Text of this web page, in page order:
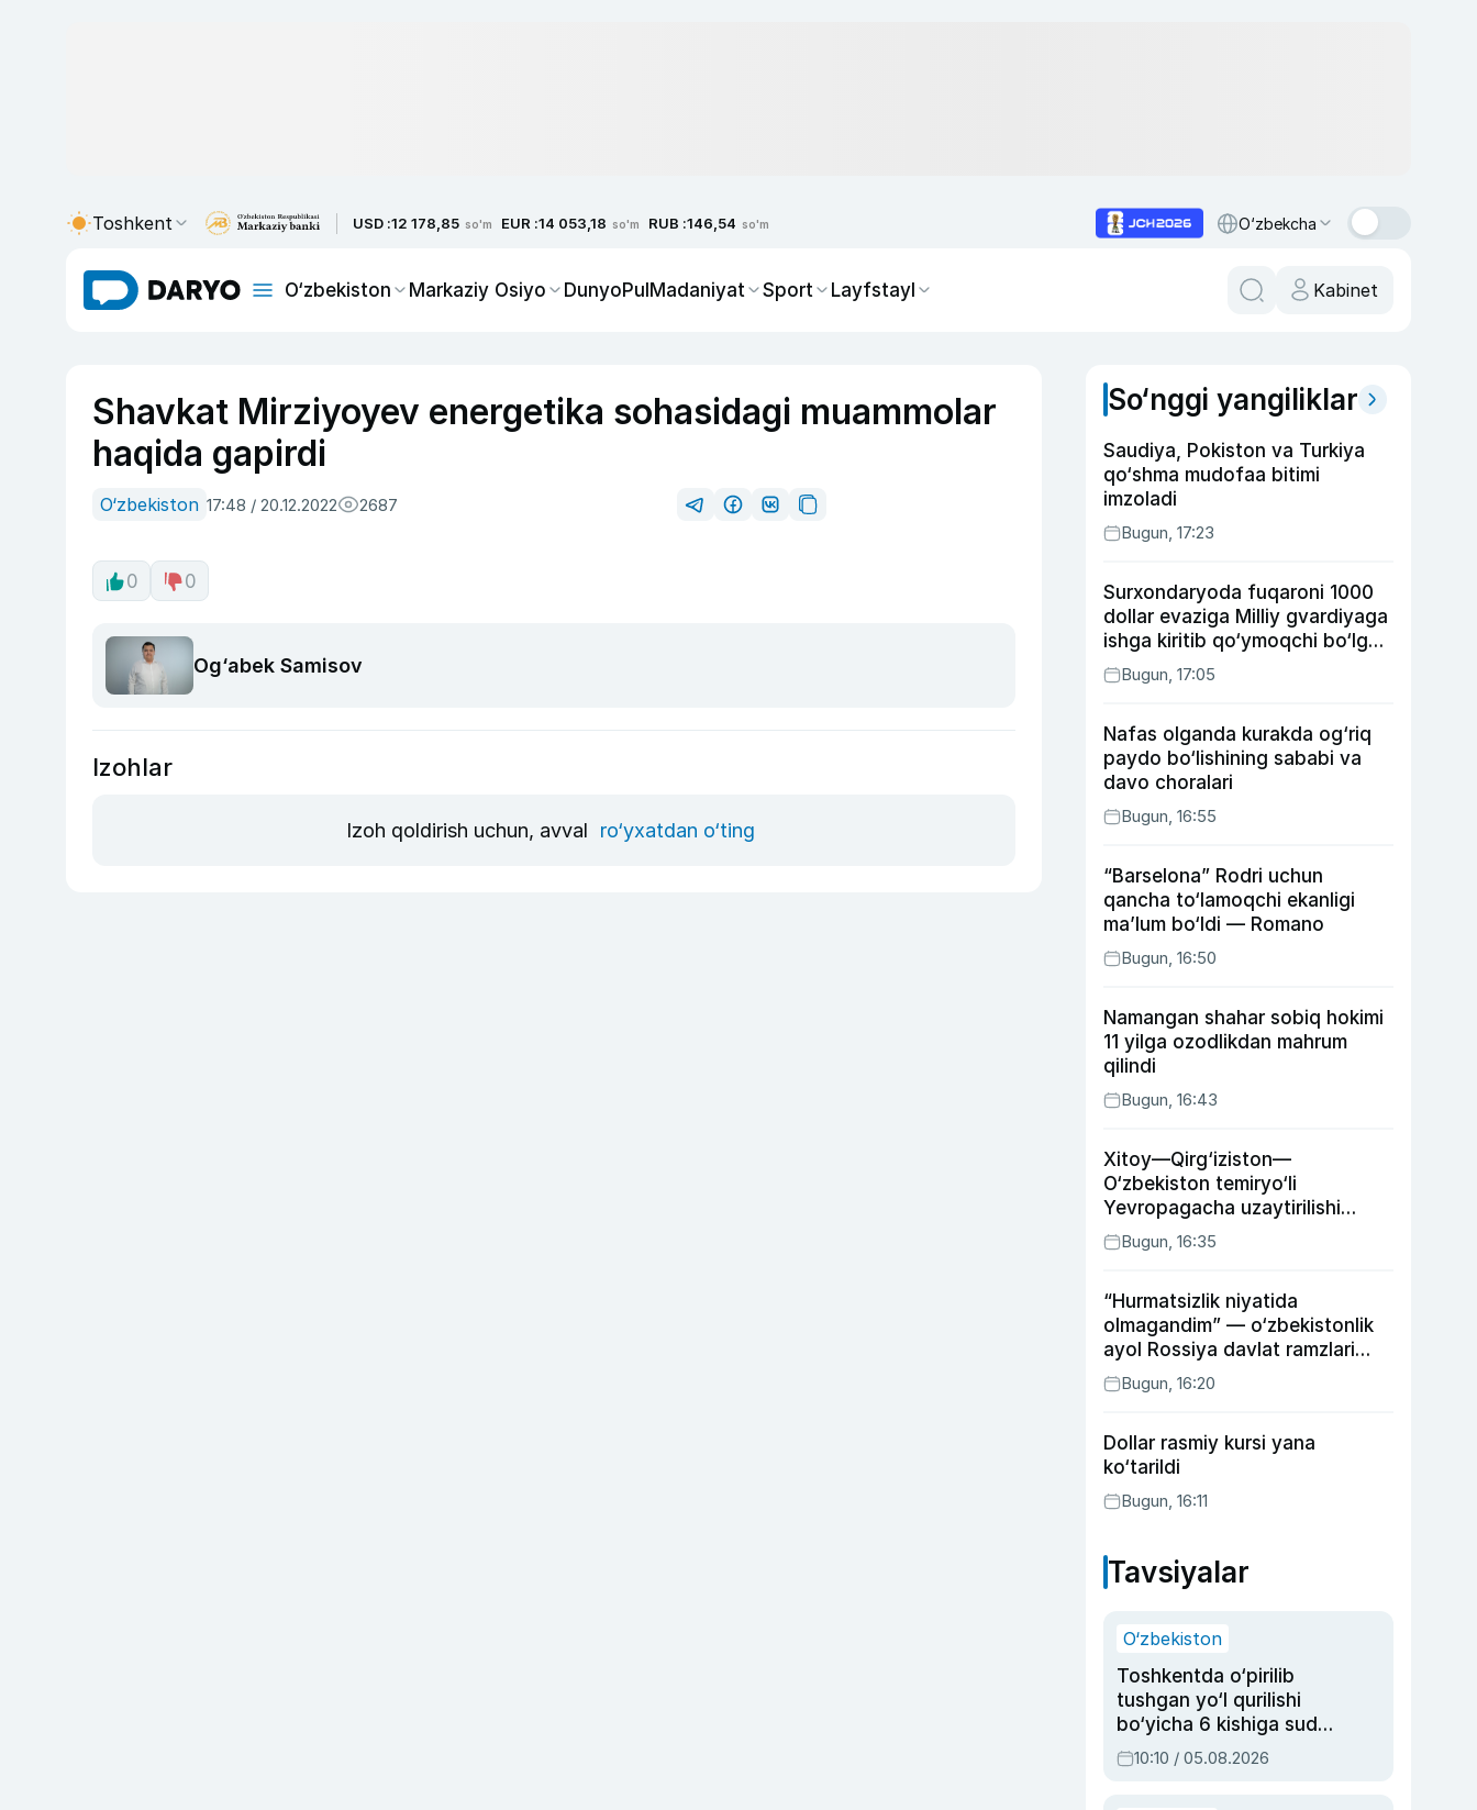
Toshkent USD :12 178,85 so'm EUR :14 053,18 so'm RUB :146,54 so'm O‘zbekcha
O‘zbekiston Markaziy Osiyo DunyoPulMadaniyat Sport Layfstayl Kabinet
Shavkat Mirziyoyev energetika sohasidagi muammolar
haqida gapirdi
O‘zbekiston 17:48 / 20.12.2022 2687
0 0
Og‘abek Samisov
Izohlar
Izoh qoldirish uchun, avval ro‘yxatdan o‘ting
So‘nggi yangiliklar
Saudiya, Pokiston va Turkiya
qo‘shma mudofaa bitimi
imzoladi
Bugun, 17:23
Surxondaryoda fuqaroni 1000
dollar evaziga Milliy gvardiyaga
ishga kiritib qo‘ymoqchi bo‘lgan
shaxs ushlandi
Bugun, 17:05
Nafas olganda kurakda og‘riq
paydo bo‘lishining sababi va
davo choralari
Bugun, 16:55
“Barselona” Rodri uchun
qancha to‘lamoqchi ekanligi
ma’lum bo‘ldi — Romano
Bugun, 16:50
Namangan shahar sobiq hokimi
11 yilga ozodlikdan mahrum
qilindi
Bugun, 16:43
Xitoy—Qirg‘iziston—
O‘zbekiston temiryo‘li
Yevropagacha uzaytirilishi
mumkin
Bugun, 16:35
“Hurmatsizlik niyatida
olmagandim” — o‘zbekistonlik
ayol Rossiya davlat ramzlari
tushirilgan poyandoz haqida
Bugun, 16:20
Dollar rasmiy kursi yana
ko‘tarildi
Bugun, 16:11
Tavsiyalar
O‘zbekiston
Toshkentda o‘pirilib
tushgan yo‘l qurilishi
bo‘yicha 6 kishiga sud
hukmi o‘qildi
10:10 / 05.08.2026